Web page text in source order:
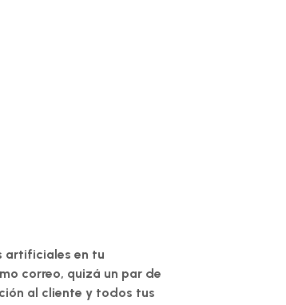
artificiales en tu
correo, quizá un par de
al cliente y todos tus